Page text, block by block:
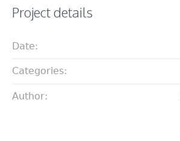
Project details
Date:
Categories:
Author: